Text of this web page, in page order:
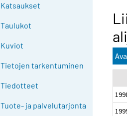
Katsaukset
Taulukot
Kuviot
Tietojen tarkentuminen
Tiedotteet
Tuote- ja palvelutarjonta